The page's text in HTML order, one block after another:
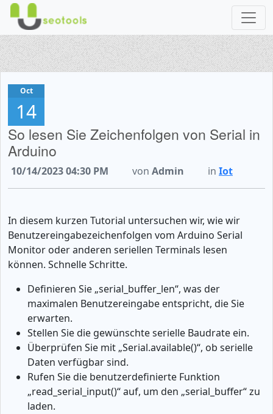
Oct
14
So lesen Sie Zeichenfolgen von Serial in
Arduino
10/14/2023 04:30 PM von Admin in Iot
In diesem kurzen Tutorial untersuchen wir, wie wir
Benutzereingabezeichenfolgen vom Arduino Serial
Monitor oder anderen seriellen Terminals lesen
können. Schnelle Schritte.
Definieren Sie „serial_buffer_len“, was der
maximalen Benutzereingabe entspricht, die Sie
erwarten.
Stellen Sie die gewünschte serielle Baudrate ein.
Überprüfen Sie mit „Serial.available()“, ob serielle
Daten verfügbar sind.
Rufen Sie die benutzerdefinierte Funktion
„read_serial_input()“ auf, um den „serial_buffer“ zu
laden.